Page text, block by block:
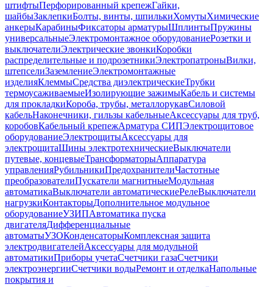
штифтыПерфорированный крепежГайки,
шайбыЗаклепкиБолты, винты, шпилькиХомутыХимические
анкерыКарабиныФиксаторы арматурыШплинтыПружины
универсальныеЭлектромонтажное оборудованиеРозетки и
выключателиЭлектрические звонкиКоробки
распределительные и подрозетникиЭлектропатроныВилки,
штепселиЗаземлениеЭлектромонтажные
изделияКлеммыСредства диэлектрическиеТрубки
термоусаживаемыеИзолирующие зажимыКабель и системы
для прокладкиКороба, трубы, металлорукавСиловой
кабельНаконечники, гильзы кабельныеАксессуары для труб,
коробовКабельный крепежАрматура СИПЭлектрощитовое
оборудованиеЭлектрощитыАксессуары для
электрощитаШины электротехническиеВыключатели
путевые, концевыеТрансформаторыАппаратура
управленияРубильникиПредохранителиЧастотные
преобразователиПускатели магнитныеМодульная
автоматикаВыключатели автоматическиеРелеВыключатели
нагрузкиКонтакторыДополнительное модульное
оборудованиеУЗИПАвтоматика пуска
двигателяДифференциальные
автоматыУЗОКонденсаторыКомплексная защита
электродвигателейАксессуары для модульной
автоматикиПриборы учетаСчетчики газаСчетчики
электроэнергииСчетчики водыРемонт и отделкаНапольные
покрытия и